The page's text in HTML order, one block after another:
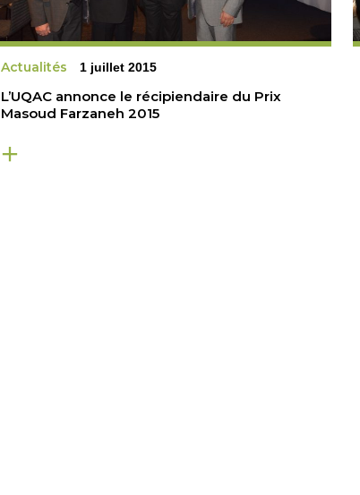
Actualités 1 juillet 2015
L’UQAC annonce le récipiendaire du Prix
Masoud Farzaneh 2015